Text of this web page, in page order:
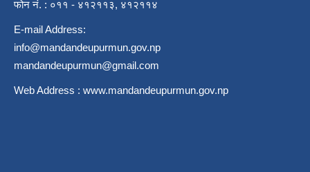
फोन नं. : ०११ - ४१२११३, ४१२११४
E-mail Address:
info@mandandeupurmun.gov.np
mandandeupurmun@gmail.com
Web Address : www.mandandeupurmun.gov.np